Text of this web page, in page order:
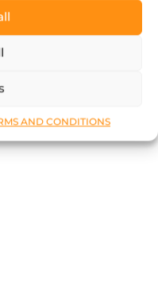
AND CONDITIONS